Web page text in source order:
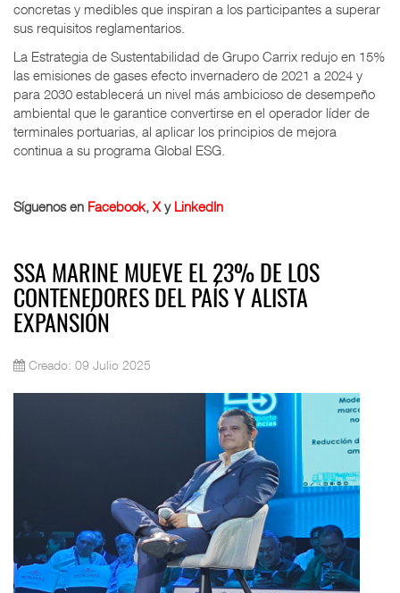
concretas y medibles que inspiran a los participantes a superar
sus requisitos reglamentarios.
La Estrategia de Sustentabilidad de Grupo Carrix redujo en 15%
las emisiones de gases efecto invernadero de 2021 a 2024 y
para 2030 establecerá un nivel más ambicioso de desempeño
ambiental que le garantice convertirse en el operador líder de
terminales portuarias, al aplicar los principios de mejora
continua a su programa Global ESG.
Síguenos en Facebook, Xy LinkedIn
SSA MARINE MUEVE EL 23% DE LOS
CONTENEDORES DEL PAÍS Y ALISTA
EXPANSIÓN
Creado: 09 Julio 2025